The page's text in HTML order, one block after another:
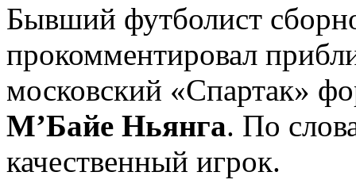
Бывший футболист
прокомментировал
московский «Спартак»
М’Байе Ньянга. По
качественный игрок.